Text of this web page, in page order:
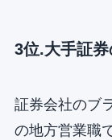
3位.大手証券
証券会社のブ
の地方営業職